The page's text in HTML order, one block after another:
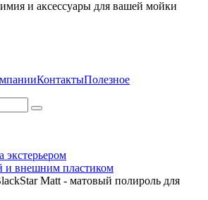
и аксессуары для вашей мойки
КонтактыПолезное
экстерьером
и внешним пластиком
Matt - матовый полироль для